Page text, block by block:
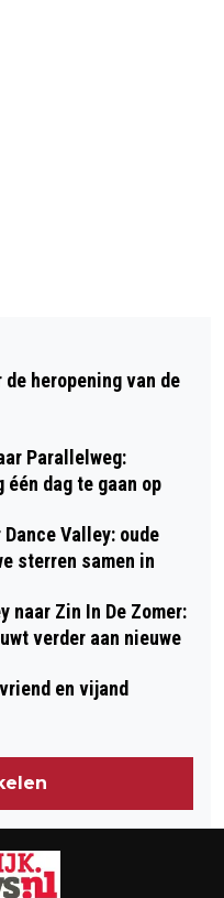
DE BAZAAR
EEN
CALORIERIJK
BROODJE
heropening van de
Parallelweg:
één dag te gaan op
Valley: oude
sterren samen in
naar Zin In De Zomer:
verder aan nieuwe
en vijand